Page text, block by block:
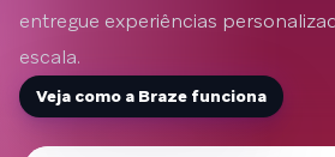
entregue experiências
escala.
Veja como a Braze funciona